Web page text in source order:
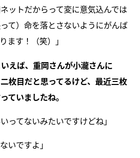
ットだからって変に意気込んでは
て）命を落とさないようにがんば
ます！（笑）」
えば、重岡さんが小瀧さんに
枚目だと思ってるけど、最近三枚
ていましたね。
ってないみたいですけどね」
いですよ」